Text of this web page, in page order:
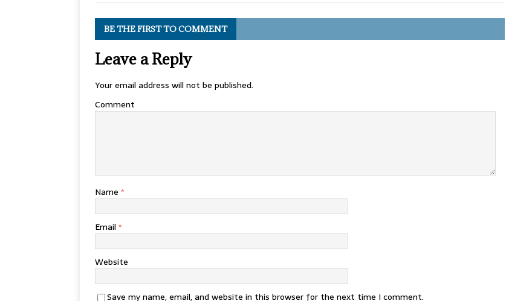
BE THE FIRST TO COMMENT
Leave a Reply
Your email address will not be published.
Comment
Name *
Email *
Website
Save my name, email, and website in this browser for the next time I comment.